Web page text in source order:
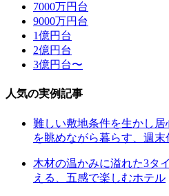
7000万円台
9000万円台
1億円台
2億円台
3億円台〜
人気の実例記事
難しい敷地条件を生かし
を眺めながら暮らす、週末
木材の温かみに溢れた3タ
える、五感で楽しむホテル